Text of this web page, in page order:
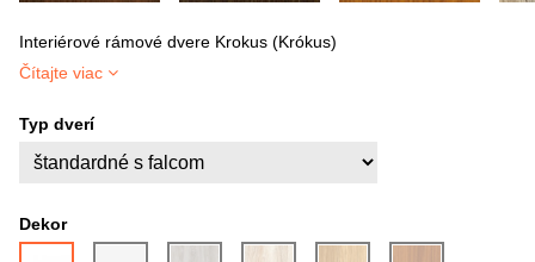
Interiérové rámové dvere Krokus (Krókus)
Čítajte viac
Typ dverí
Dekor